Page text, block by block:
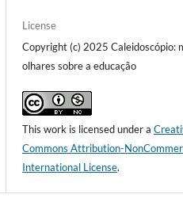
License
Copyright (c) 2025 Caleidoscópio:
olhares sobre a educação
This work is licensed under a
Commons Attribution-
International License.